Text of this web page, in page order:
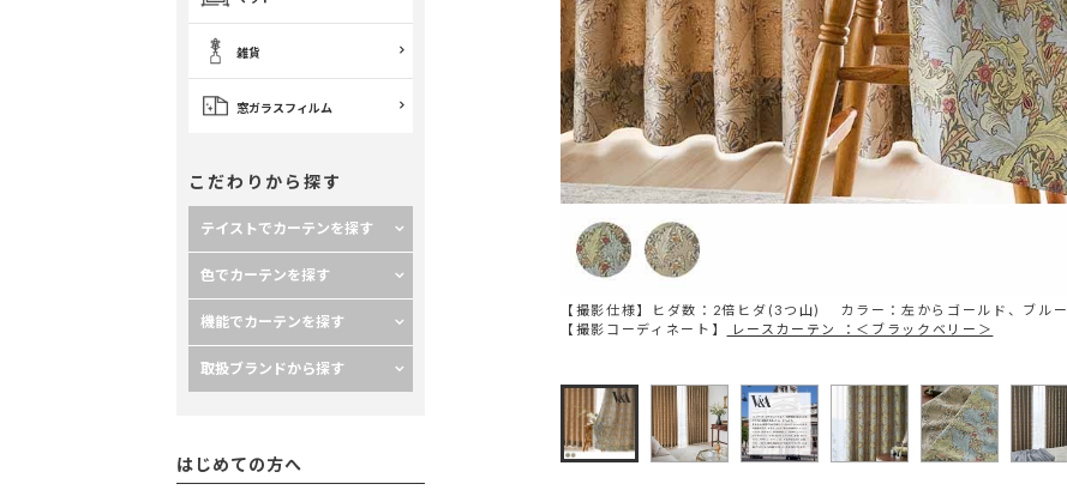
雑貨
窓ガラスフィルム
こだわりから探す
テイストでカーテンを探す
色でカーテンを探す
機能でカーテンを探す
取扱ブランドから探す
はじめての方へ
【撮影仕様】ヒダ数：2倍ヒダ(3つ山) カラー：左からゴールド、ブルー
【撮影コーディネート】
レースカーテン ：＜ブラックベリー＞